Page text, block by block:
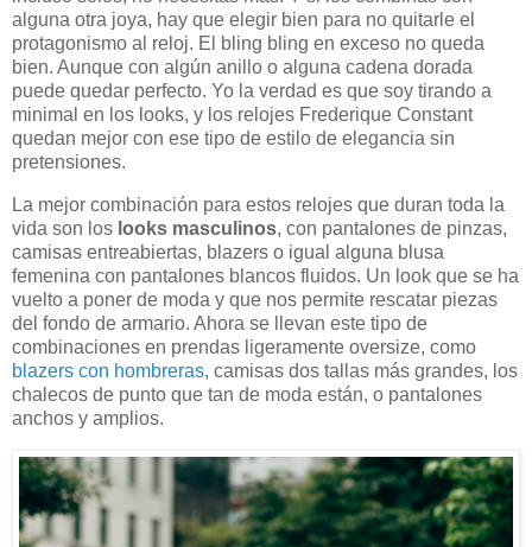
alguna otra joya, hay que elegir bien para no quitarle el
protagonismo al reloj. El bling bling en exceso no queda
bien. Aunque con algún anillo o alguna cadena dorada
puede quedar perfecto. Yo la verdad es que soy tirando a
minimal en los looks, y los relojes Frederique Constant
quedan mejor con ese tipo de estilo de elegancia sin
pretensiones.
La mejor combinación para estos relojes que duran toda la
vida son los looks masculinos, con pantalones de pinzas,
camisas entreabiertas, blazers o igual alguna blusa
femenina con pantalones blancos fluidos. Un look que se ha
vuelto a poner de moda y que nos permite rescatar piezas
del fondo de armario. Ahora se llevan este tipo de
combinaciones en prendas ligeramente oversize, como
blazers con hombreras, camisas dos tallas más grandes, los
chalecos de punto que tan de moda están, o pantalones
anchos y amplios.